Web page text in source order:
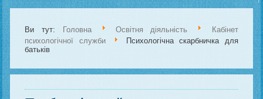
Ви тут: Головна Освітня діяльність
Кабінет
психологічної служби
Психологічна скарбничка для
батьків